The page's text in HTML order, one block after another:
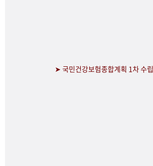
➤ 국민건강보험종합계획 1차 수립